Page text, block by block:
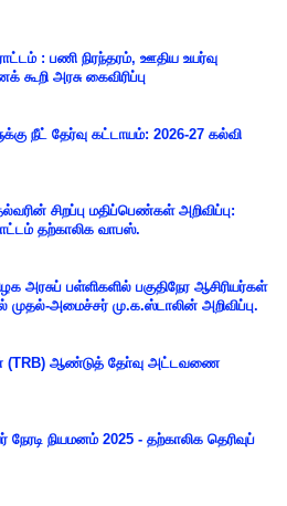
: பணி நிரந்தரம், ஊதிய உயர்வு
கூறி அரசு கைவிரிப்பு
நீட் தேர்வு கட்டாயம்: 2026-27 கல்வி
சிறப்பு மதிப்பெண்கள் அறிவிப்பு:
தற்காலிக வாபஸ்.
அரசுப் பள்ளிகளில் பகுதிநேர ஆசிரியர்கள்
முதல்-அமைச்சர் மு.க.ஸ்டாலின் அறிவிப்பு.
(TRB) ஆண்டுத் தோ்வு அட்டவணை
நேரடி நியமனம் 2025 - தற்காலிக தெரிவுப்